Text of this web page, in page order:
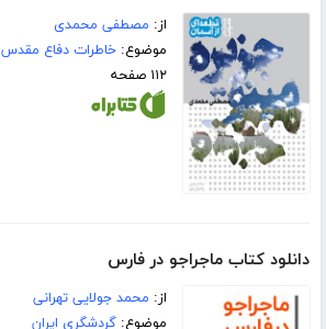
از: مصطفی محمدی
موضوع:خاطرات دفاع مقدس
۱۱۲ صفحه
دانلود کتاب ماجراجو در فارس
از: محمد جولایی تهرانی
موضوع:گردشگری ایران